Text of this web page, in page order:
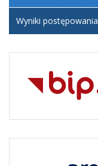
Wyniki postępowania